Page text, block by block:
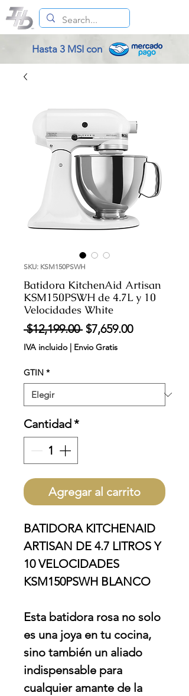
Hasta 3 MSI con
SKU: KSM150PSWH
Batidora KitchenAid Artisan
KSM150PSWH de 4.7L y 10
Velocidades White
$12,199.00 Precio
$7,659.00Precio
IVA incluido Envio Gratis
GTIN *
Cantidad*
Agregar al carrito
BATIDORA KITCHENAID
ARTISAN DE 4.7 LITROS Y
10 VELOCIDADES
KSM150PSWH BLANCO
Esta batidora rosa no solo
es una joya en tu cocina,
sino también un aliado
indispensable para
cualquier amante de la